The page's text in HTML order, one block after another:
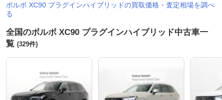
ボルボ XC90 プラグインハイブリッドの買取価格・査定相場を調べ
る
全国のボルボ XC90 プラグインハイブリッド中古車一
覧 (329件)